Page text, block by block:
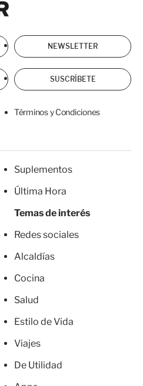
NEWSLETTER
SUSCRÍBETE
Términos y Condiciones
Suplementos
Última Hora
Temas de interés
Redes sociales
Alcaldías
Cocina
Salud
Estilo de Vida
Viajes
De Utilidad